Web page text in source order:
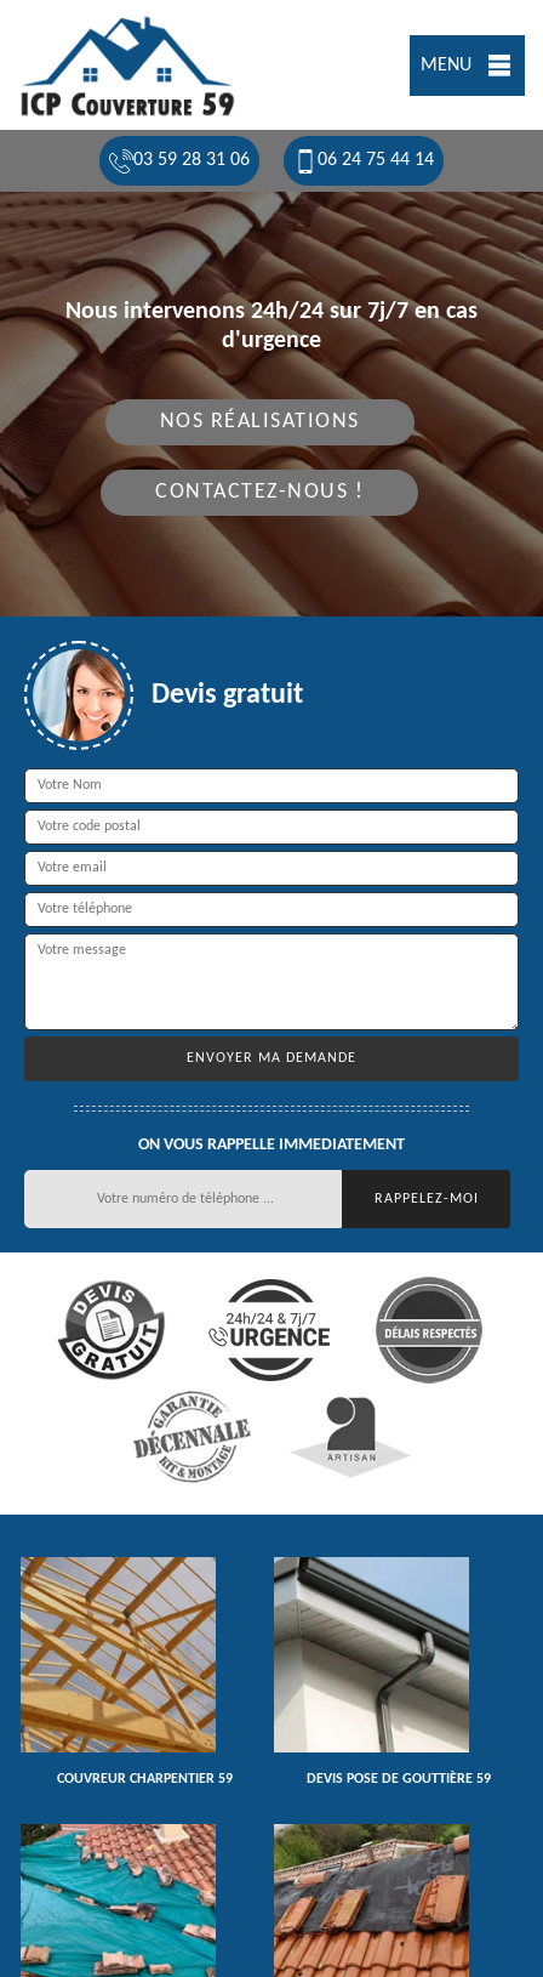
MENU
03 59 28 31 06 06 24 75 44 14
Nous intervenons 24h/24 sur 7j/7 en cas
d'urgence
NOS RÉALISATIONS
CONTACTEZ-NOUS !
Devis gratuit
ON VOUS RAPPELLE IMMEDIATEMENT
COUVREUR CHARPENTIER 59 DEVIS POSE DE GOUTTIÈRE 59